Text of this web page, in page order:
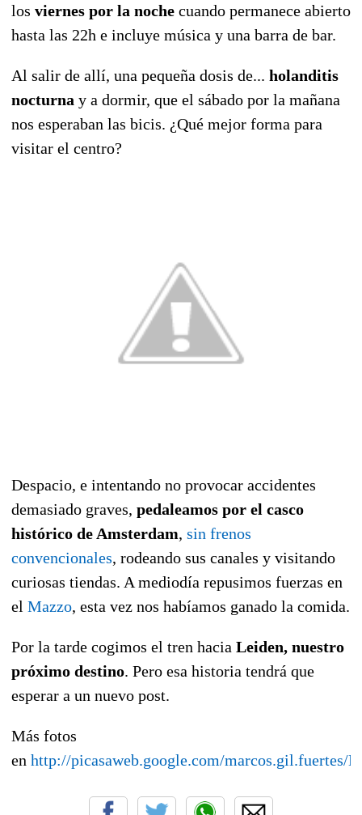
los viernes por la noche cuando permanece abierto
hasta las 22h e incluye música y una barra de bar.
Al salir de allí, una pequeña dosis de... holanditis
nocturna y a dormir, que el sábado por la mañana
nos esperaban las bicis. ¿Qué mejor forma para
visitar el centro?
Despacio, e intentando no provocar accidentes
demasiado graves, pedaleamos por el casco
histórico de Amsterdam, sin frenos
convencionales, rodeando sus canales y visitando
curiosas tiendas. A mediodía repusimos fuerzas en
el Mazzo, esta vez nos habíamos ganado la comida.
Por la tarde cogimos el tren hacia Leiden, nuestro
próximo destino. Pero esa historia tendrá que
esperar a un nuevo post.
Más fotos
en http://picasaweb.google.com/marcos.gil.fuertes/